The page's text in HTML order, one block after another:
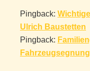
Pingback:
Ulrich Baustetten
Pingback: